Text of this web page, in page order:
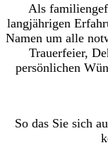
Als
langjährigen
Namen um alle
Trauerfeier,
persönlichen
So das Sie sich